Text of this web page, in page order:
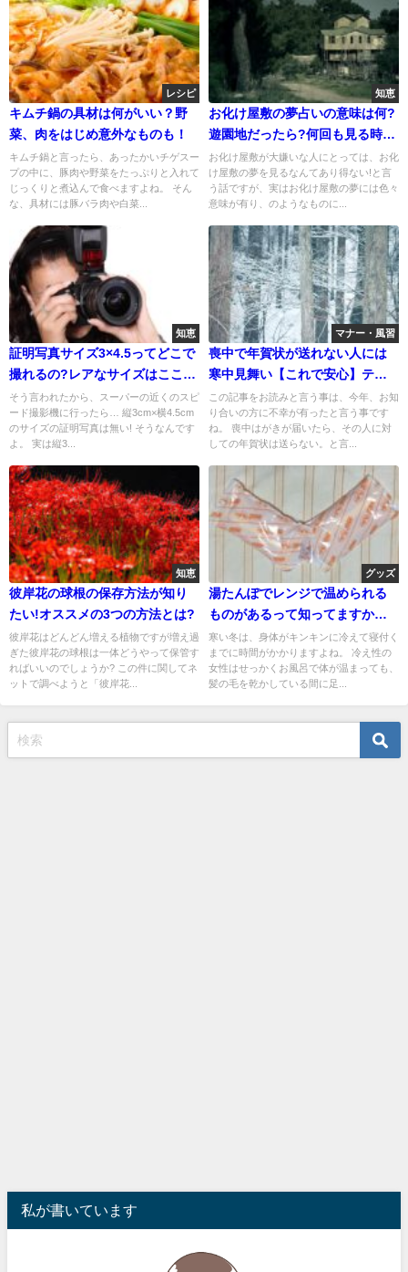
レシピ
キムチ鍋の具材は何がいい？野
菜、肉をはじめ意外なものも！
キムチ鍋と言ったら、あったかいチゲスー
プの中に、豚肉や野菜をたっぷりと入れて
じっくりと煮込んで食べますよね。 そん
な、具材には豚バラ肉や白菜...
知恵
お化け屋敷の夢占いの意味は何?
遊園地だったら?何回も見る時
は?
お化け屋敷が大嫌いな人にとっては、お化
け屋敷の夢を見るなんてあり得ない!と言
う話ですが、実はお化け屋敷の夢には色々
意味が有り、のようなものに...
知恵
証明写真サイズ3×4.5ってどこで
撮れるの?レアなサイズはここで
ゲット!
そう言われたから、スーパーの近くのスピ
ード撮影機に行ったら… 縦3cm×横4.5cm
のサイズの証明写真は無い! そうなんです
よ。 実は縦3...
マナー・風習
喪中で年賀状が送れない人には
寒中見舞い【これで安心】テン
プレート付
この記事をお読みと言う事は、今年、お知
り合いの方に不幸が有ったと言う事です
ね。 喪中はがきが届いたら、その人に対
しての年賀状は送らない。と言...
知恵
彼岸花の球根の保存方法が知り
たい!オススメの3つの方法とは?
彼岸花はどんどん増える植物ですが増え過
ぎた彼岸花の球根は一体どうやって保管す
ればいいのでしょうか? この件に関してネ
ットで調べようと「彼岸花...
グッズ
湯たんぽでレンジで温められる
ものがあるって知ってますか？
ゆたぽん最高です！
寒い冬は、身体がキンキンに冷えて寝付く
までに時間がかかりますよね。 冷え性の
女性はせっかくお風呂で体が温まっても、
髪の毛を乾かしている間に足...
私が書いています